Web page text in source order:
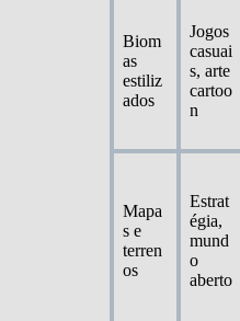
Biom
as
estiliz
ados
Jogos
casuai
s, arte
cartoo
n
Mapa
s e
terren
os
Estrat
égia,
mund
o
aberto